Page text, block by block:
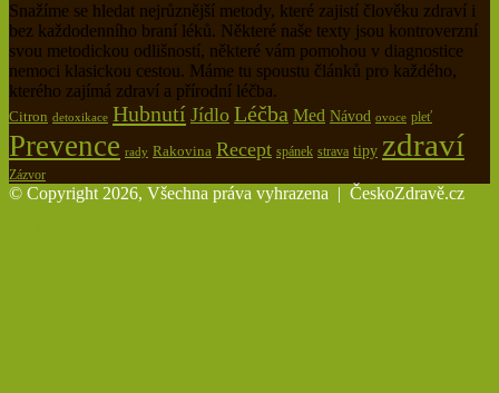
Snažíme se hledat nejrůznější metody, které zajistí člověku zdraví i
bez každodenního braní léků. Některé naše texty jsou kontroverzní
svou metodickou odlišností, některé vám pomohou v diagnostice
nemoci klasickou cestou. Máme tu spoustu článků pro každého,
kterého zajímá zdraví a přírodní léčba.
Citron detoxikace Hubnutí Jídlo Léčba Med Návod ovoce pleť
Prevence rady Rakovina Recept spánek strava tipy zdraví
Zázvor
© Copyright 2026, Všechna práva vyhrazena | ČeskoZdravě.cz